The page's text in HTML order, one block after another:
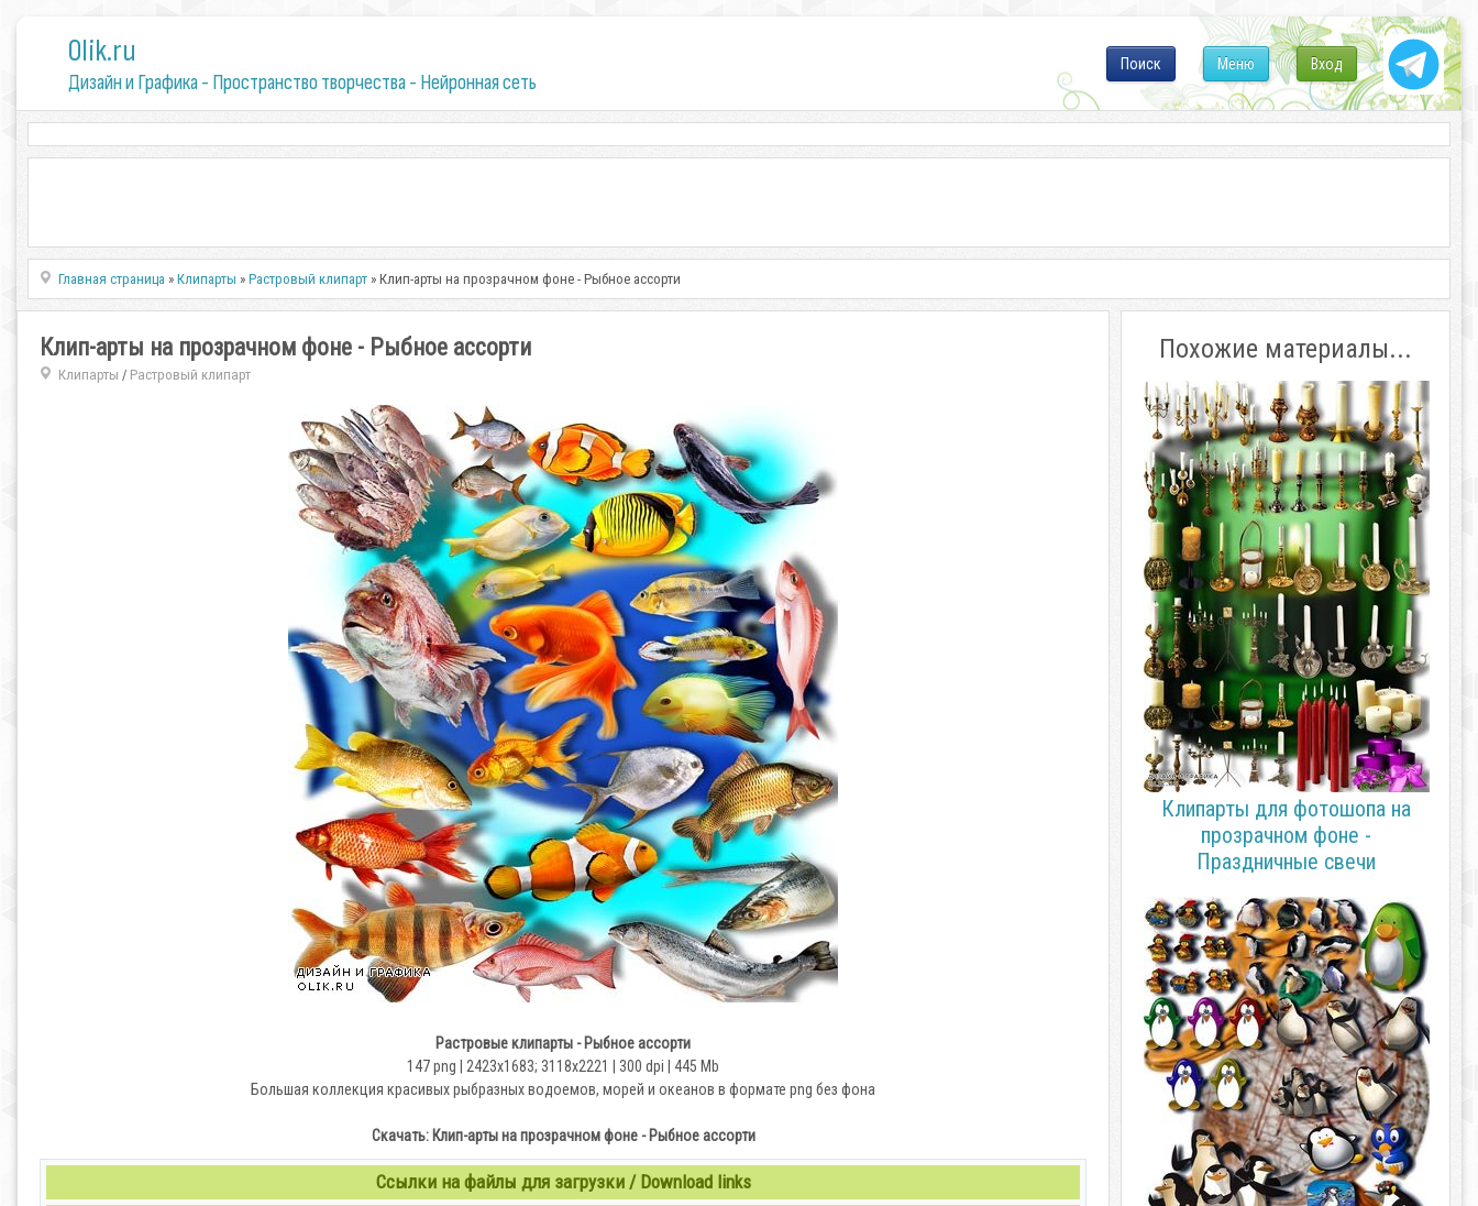
0lik.ru
Дизайн и Графика - Пространство творчества - Нейронная сеть
Вход
Меню
Поиск
Главная страница »Клипарты »Растровый клипарт » Клип-арты на прозрачном фоне - Рыбное ассорти
Клип-арты на прозрачном фоне - Рыбное ассорти
Клипарты / Растровый клипарт
Растровые клипарты - Рыбное ассорти
147 png | 2423x1683; 3118х2221 | 300 dpi | 445 Mb
Большая коллекция красивых рыбразных водоемов, морей и океанов в формате png без фона
Скачать: Клип-арты на прозрачном фоне - Рыбное ассорти
Ссылки на файлы для загрузки / Download links
Похожие материалы...
Клипарты для фотошопа на
прозрачном фоне -
Праздничные свечи